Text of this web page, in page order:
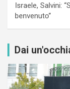
Israele, Salvini:
benvenuto”
Dai